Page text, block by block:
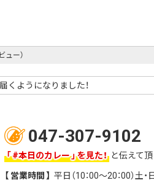
ュー）
くようになりました！
047-307-9102
#本日のカレー を見た！ と伝えて頂
営業時間 平日（10：00～20：00）土・